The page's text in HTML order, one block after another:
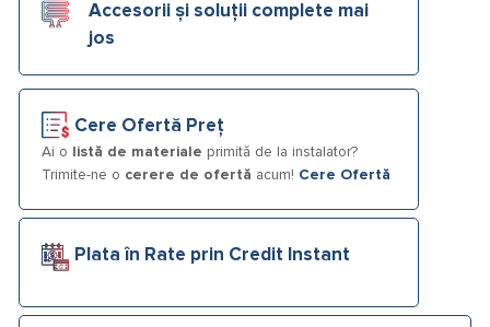
Accesorii și soluții complete mai
jos
Cere Ofertă Preț
Ai o listă de materiale primită de la instalator?
Trimite-ne o cerere de ofertă acum! Cere Ofertă
Plata în Rate prin Credit Instant